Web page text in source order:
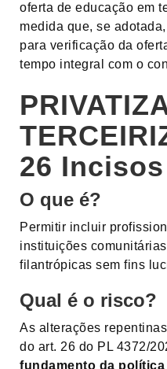
oferta de educação em
medida que, se
para verificação da
tempo integral com o
26
O que é?
Permitir incluir
instituições
filantrópicas sem fins
Qual é o risco?
As alterações
do art. 26 do PL 4372/
fundamento da